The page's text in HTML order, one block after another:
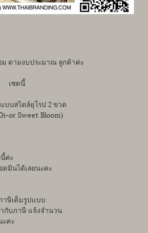
ตามงบประมาณ ลูกค้าค่ะ
เซตนี้
บสไตล์ยุโรป 2 ขวด
or Sweet Bloom)
ค่ะ
มินได้เลยนะคะ
าษีเต็มรูปแบบ
กับภาษี แจ้งจำนวน
ะคะ